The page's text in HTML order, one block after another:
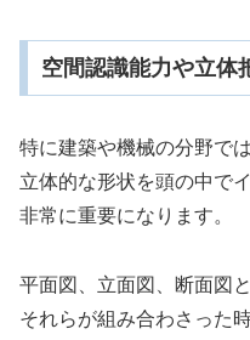
空間認識能力や立体
特に建築や機械の分野で
立体的な形状を頭の中で
非常に重要になります。
平面図、立面図、断面図
それらが組み合わさった